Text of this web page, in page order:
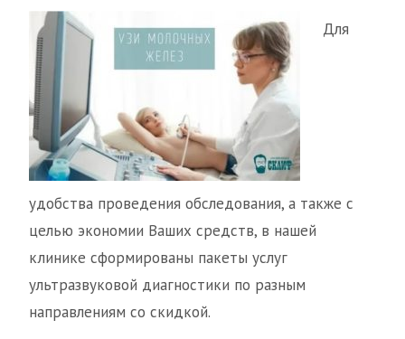
Для
удобства проведения обследования, а также с
целью экономии Ваших средств, в нашей
клинике сформированы пакеты услуг
ультразвуковой диагностики по разным
направлениям со скидкой.